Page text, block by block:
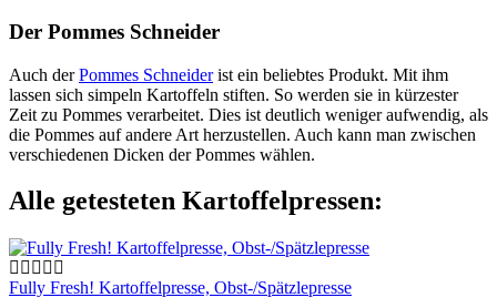
Der Pommes Schneider
Auch derPommes Schneiderist ein beliebtes Produkt. Mit ihm
lassen sich simpeln Kartoffeln stiften. So werden sie in kürzester
Zeit zu Pommes verarbeitet. Dies ist deutlich weniger aufwendig, als
die Pommes auf andere Art herzustellen. Auch kann man zwischen
verschiedenen Dicken der Pommes wählen.
Alle getesteten Kartoffelpressen:
Fully Fresh! Kartoffelpresse, Obst-/Spätzlepresse